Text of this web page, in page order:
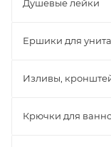
Душевые лейки
Ершики для
Изливы,
Крючки для